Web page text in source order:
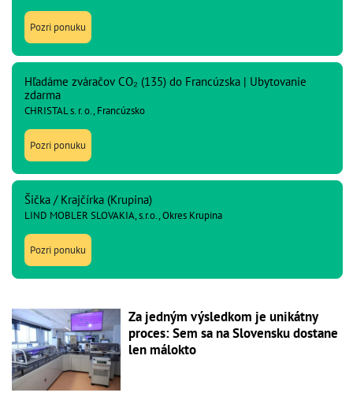
Pozri ponuku
Hľadáme zváračov CO₂ (135) do Francúzska | Ubytovanie
zdarma
CHRISTAL s. r. o., Francúzsko
Pozri ponuku
Šička / Krajčírka (Krupina)
LIND MOBLER SLOVAKIA, s.r.o., Okres Krupina
Pozri ponuku
Za jedným výsledkom je unikátny
proces: Sem sa na Slovensku dostane
len málokto